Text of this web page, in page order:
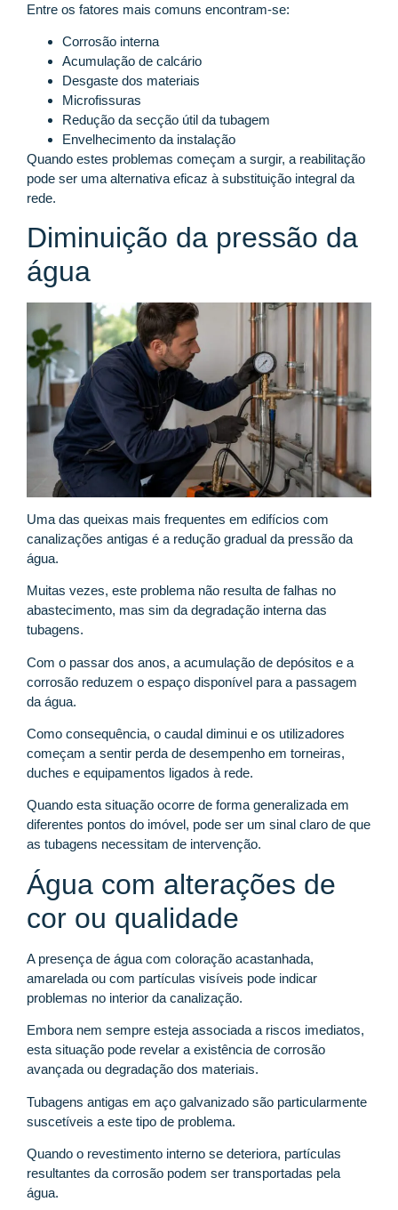
Entre os fatores mais comuns encontram-se:
Corrosão interna
Acumulação de calcário
Desgaste dos materiais
Microfissuras
Redução da secção útil da tubagem
Envelhecimento da instalação
Quando estes problemas começam a surgir, a reabilitação
pode ser uma alternativa eficaz à substituição integral da
rede.
Diminuição da pressão da
água
Uma das queixas mais frequentes em edifícios com
canalizações antigas é a redução gradual da pressão da
água.
Muitas vezes, este problema não resulta de falhas no
abastecimento, mas sim da degradação interna das
tubagens.
Com o passar dos anos, a acumulação de depósitos e a
corrosão reduzem o espaço disponível para a passagem
da água.
Como consequência, o caudal diminui e os utilizadores
começam a sentir perda de desempenho em torneiras,
duches e equipamentos ligados à rede.
Quando esta situação ocorre de forma generalizada em
diferentes pontos do imóvel, pode ser um sinal claro de que
as tubagens necessitam de intervenção.
Água com alterações de
cor ou qualidade
A presença de água com coloração acastanhada,
amarelada ou com partículas visíveis pode indicar
problemas no interior da canalização.
Embora nem sempre esteja associada a riscos imediatos,
esta situação pode revelar a existência de corrosão
avançada ou degradação dos materiais.
Tubagens antigas em aço galvanizado são particularmente
suscetíveis a este tipo de problema.
Quando o revestimento interno se deteriora, partículas
resultantes da corrosão podem ser transportadas pela
água.